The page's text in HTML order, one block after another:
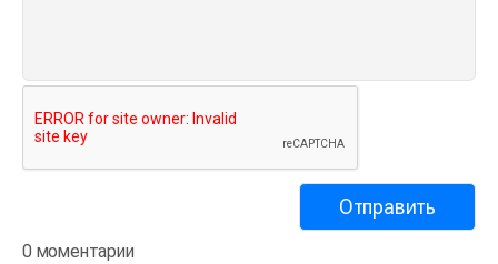
0 моментарии